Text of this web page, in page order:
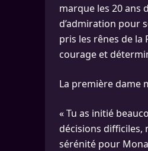
marque les 20 ans
d’admiration pour
pris les rênes de la
courage et
La première dame
« Tu as initié
décisions difficiles,
sérénité pour